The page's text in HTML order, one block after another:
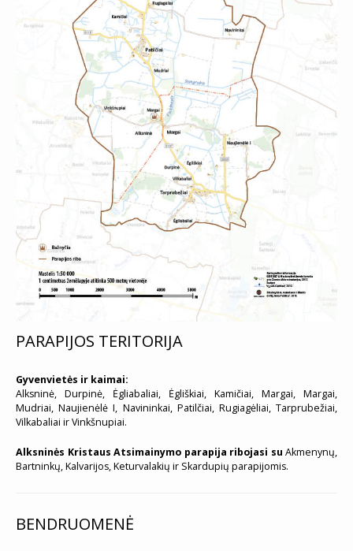
PARAPIJOS TERITORIJA
Gyvenvietės ir kaimai:
Alksninė, Durpinė, Ėgliabaliai, Ėgliškiai, Kamičiai, Margai, Margai,
Mudriai, Naujienėlė I, Navininkai, Patilčiai, Rugiagėliai, Tarprubežiai,
Vilkabaliai ir Vinkšnupiai.
Alksninės Kristaus Atsimainymo parapija ribojasi su Akmenynų,
Bartninkų, Kalvarijos, Keturvalakių ir Skardupių parapijomis.
BENDRUOMENĖ